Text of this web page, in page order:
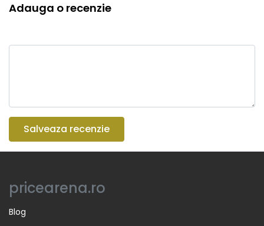
Adauga o recenzie
Salveaza recenzie
pricearena.ro
Blog